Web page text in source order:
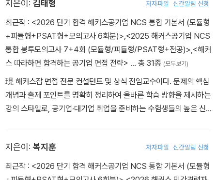
식 초빙 강사로 참여 중이다, 한양대·성균관대·이화여대·성신여대·서
강대·한국외대 등 30여 개 대학에서 취업 특강을 진행하였다. 지자체
취업박람회 및 취업특강에서도 활발히 강의를 이어가고 있다.
지은이: 김태형 저자파일 신간알림 신청
최근작 : <2026 단기 합격 해커스공기업 NCS 통합 기본서 (모듈형
+피듈형+PSAT형+모의고사 6회분)>,<2025 해커스공기업 NCS
통합 봉투모의고사 7+4회 (모듈형/피듈형/PSAT형+전공)>,<해커
스 따라하면 합격하는 공기업 면접 전략> … 총 31종 (모두보기)
現 해커스잡 면접 전문 컨설턴트 및 상식 전임교수이다. 문제의 핵심
개념과 출제 포인트를 명확히 정리하여 올바른 학습 방향을 제시하는
강의 스타일로, 공기업·대기업 취업을 준비하는 수험생들의 높은 신
균관대·이화여대·성신여대·서강대·한국외대 등 30여 개 대학에서 취
업 특강을 진행하였으며, 지자체 취업박람회 및 취업특강에서도 활발
히 강의를 이어가고 있다.
지은이:복지훈 저자파일 신간알림 신청
최근작 : <2026 단기 합격 해커스공기업 NCS 통합 기본서 (모듈형